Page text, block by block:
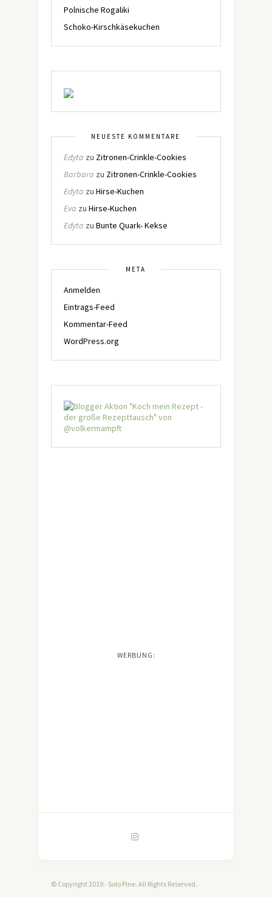
Polnische Rogaliki
Schoko-Kirschkäsekuchen
NEUESTE KOMMENTARE
Edyta zu Zitronen-Crinkle-Cookies
Barbara zu Zitronen-Crinkle-Cookies
Edyta zu Hirse-Kuchen
Eva zu Hirse-Kuchen
Edyta zu Bunte Quark- Kekse
META
Anmelden
Eintrags-Feed
Kommentar-Feed
WordPress.org
WERBUNG:
© Copyright 2019 - Solo Pine. All Rights Reserved.